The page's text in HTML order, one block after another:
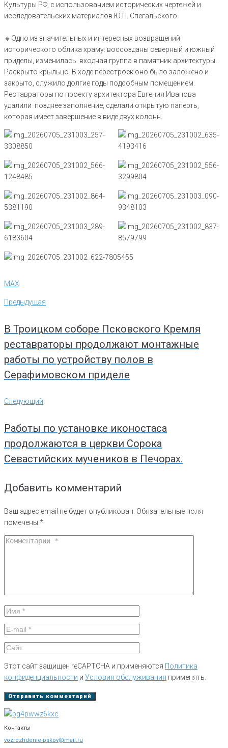
Культуры РФ, с использованием исторических чертежей и
исследовательских материалов Ю.П. Спегальского.
🔸Одно из значительных и интересных возвращений
исторического облика храму: воссозданы северный и южный
приделы, изменилась входная группа в памятник архитектуры.
Раскрыто крыльцо. В ходе перестроек оно было заложено и
закрыто, служило долгие годы подсобным помещением.
Реставраторы по проекту архитектора Евгения Иванова
удалили позднее заполнение, сделали открытую паперть,
которая имеет завершение в виде двух колонн.
MAX
Навигация
по
Предыдущая
Предыдущая
В Троицком соборе Псковского Кремля
реставраторы продолжают монтажные
работы по устройству полов в
Серафимовском приделе
Следующий
Следующий
Работы по установке иконостаса
продолжаются в церкви Сорока
Севастийских мучеников в Печорах.
Добавить комментарий
Ваш адрес email не будет опубликован. Обязательные поля
помечены *
Этот сайт защищен reCAPTCHA и применяются Политика
конфиденциальности и Условия обслуживания применять.
Контакты
vozrozhdenie-pskov@mail.ru